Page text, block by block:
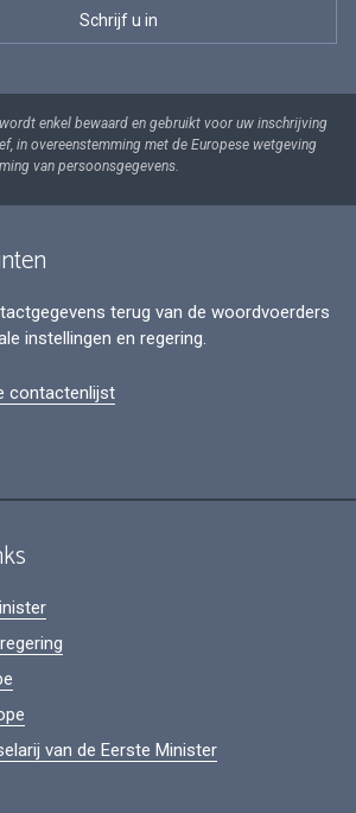
enkel bewaard en gebruikt voor uw inschrijving
in overeenstemming met de Europese wetgeving
van persoonsgegevens.
terug van de woordvoerders
instellingen en regering.
contactenlijst
van de Eerste Minister